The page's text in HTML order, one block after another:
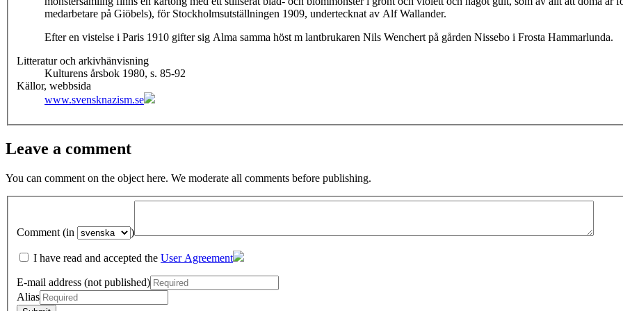
medarbetare på Giöbels), för Stockholmsutställningen 1909, undertecknat av Alf Wallander.
Efter en vistelse i Paris 1910 gifter sig Alma samma höst m lantbrukaren Nils Wenchert på gården Nissebo i Frosta Hammarlunda.
Litteratur och arkivhänvisning
Kulturens årsbok 1980, s. 85-92
Källor, webbsida
www.svensknazism.se
Leave a comment
You can comment on the object here. We moderate all comments before publishing.
Comment (in )
I have read and accepted the User Agreement
E-mail address (not published)
Alias